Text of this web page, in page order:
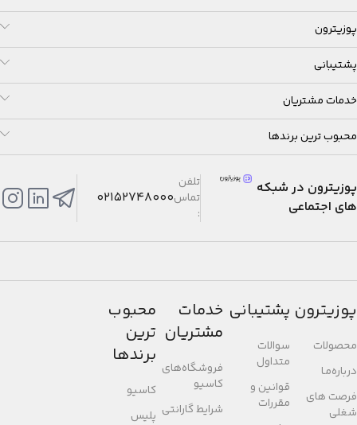
پوزیترون
پشتیبانی
خدمات مشتریان
محبوب ترین برندها
پوزیترون در شبکه
های اجتماعی
تلفن
تماس
:
02152748000
پوزیترون
محصولات
درباره‌مـا
فرصت های
شغلی
پشتیبانی
سوالات
متداول
قوانین و
مقررات
خدمات
مشتریان
فروشگاه‌های
کاسیو
شرایط گارانتی
محبوب
ترین
برندها
کاسیو
پلیس